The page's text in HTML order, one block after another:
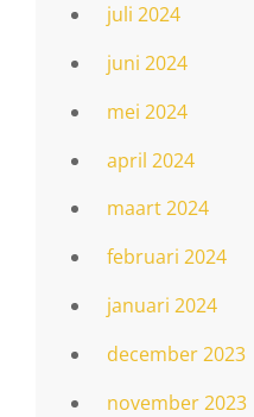
juli 2024
juni 2024
mei 2024
april 2024
maart 2024
februari 2024
januari 2024
december 2023
november 2023